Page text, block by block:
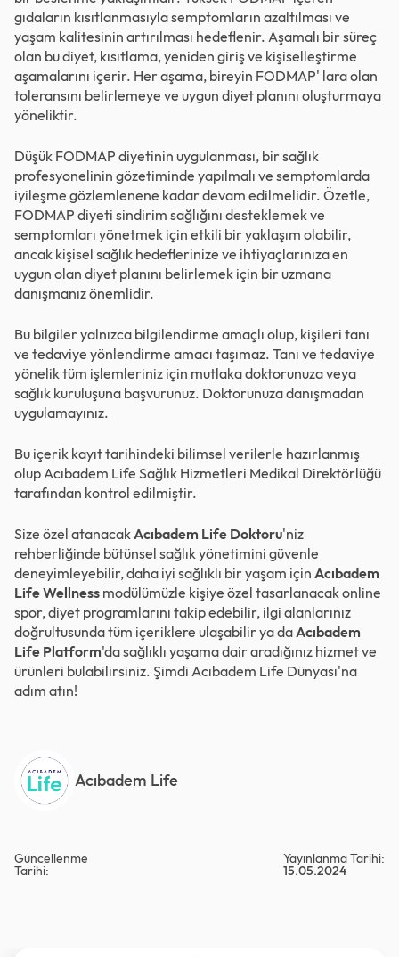
gıdaların kısıtlanmasıyla semptomların azaltılması ve
yaşam kalitesinin artırılması hedeflenir. Aşamalı bir süreç
olan bu diyet, kısıtlama, yeniden giriş ve kişiselleştirme
aşamalarını içerir. Her aşama, bireyin FODMAP' lara olan
toleransını belirlemeye ve uygun diyet planını oluşturmaya
yöneliktir.
Düşük FODMAP diyetinin uygulanması, bir sağlık
profesyonelinin gözetiminde yapılmalı ve semptomlarda
iyileşme gözlemlenene kadar devam edilmelidir. Özetle,
FODMAP diyeti sindirim sağlığını desteklemek ve
semptomları yönetmek için etkili bir yaklaşım olabilir,
ancak kişisel sağlık hedeflerinize ve ihtiyaçlarınıza en
uygun olan diyet planını belirlemek için bir uzmana
danışmanız önemlidir.
Bu bilgiler yalnızca bilgilendirme amaçlı olup, kişileri tanı
ve tedaviye yönlendirme amacı taşımaz. Tanı ve tedaviye
yönelik tüm işlemleriniz için mutlaka doktorunuza veya
sağlık kuruluşuna başvurunuz. Doktorunuza danışmadan
uygulamayınız.
Bu içerik kayıt tarihindeki bilimsel verilerle hazırlanmış
olup Acıbadem Life Sağlık Hizmetleri Medikal Direktörlüğü
tarafından kontrol edilmiştir.
Size özel atanacakAcıbadem Life Doktoru'niz
rehberliğinde bütünsel sağlık yönetimini güvenle
deneyimleyebilir, daha iyi sağlıklı bir yaşam için Acıbadem
Life Wellness modülümüzle kişiye özel tasarlanacak online
spor, diyet programlarını takip edebilir, ilgi alanlarınız
doğrultusunda tüm içeriklere ulaşabilir ya daAcıbadem
Life Platform'da sağlıklı yaşama dair aradığınız hizmet ve
ürünleri bulabilirsiniz. Şimdi Acıbadem Life Dünyası'na
adım atın!
Acıbadem Life
Güncellenme
Tarihi:
Yayınlanma Tarihi:
15.05.2024